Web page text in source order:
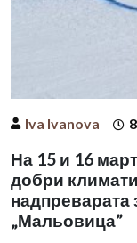
Iva Ivanova
На 15 и 16
добри
надпреварата
„Мальовица”